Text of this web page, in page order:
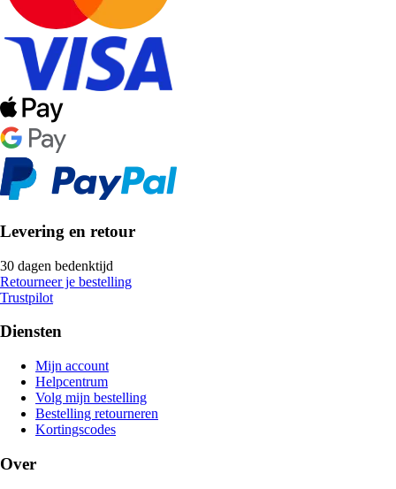
Levering en retour
30 dagen bedenktijd
Retourneer je bestelling
Trustpilot
Diensten
Mijn account
Helpcentrum
Volg mijn bestelling
Bestelling retourneren
Kortingscodes
Over